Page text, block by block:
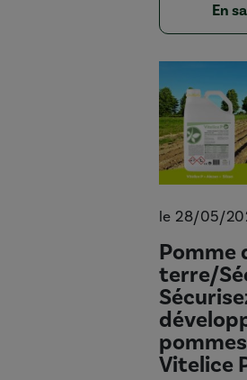
En
le 28/05/
Pomme
terre/
Vitelice